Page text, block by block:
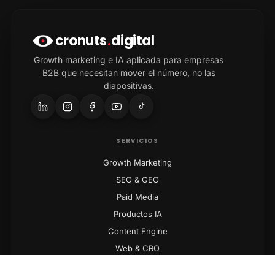
cronuts.digital
Growth marketing e IA aplicada para empresas
B2B que necesitan mover el número, no las
diapositivas.
SERVICIOS
Growth Marketing
SEO & GEO
Paid Media
Productos IA
Content Engine
Web & CRO